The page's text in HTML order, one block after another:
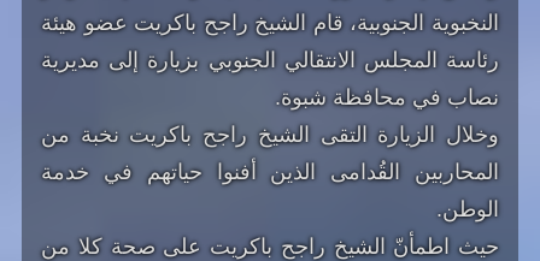
النخبوية الجنوبية، قام الشيخ راجح باكريت عضو هيئة
رئاسة المجلس الانتقالي الجنوبي بزيارة إلى مديرية
نصاب في محافظة شبوة.
وخلال الزيارة التقى الشيخ راجح باكريت نخبة من
المحاربين القُدامى الذين أفنوا حياتهم في خدمة
الوطن.
حيث اطمأنّ الشيخ راجح باكريت على صحة كلا من